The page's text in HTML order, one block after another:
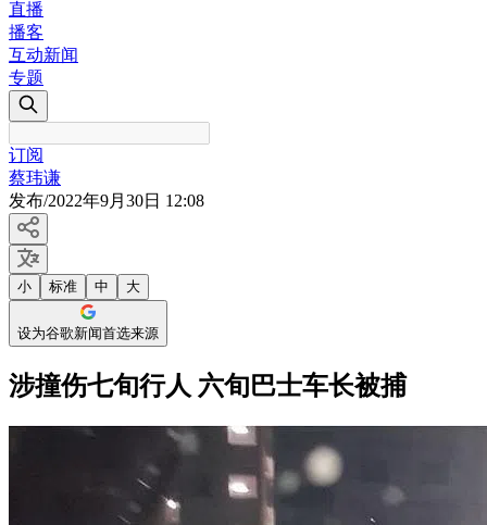
直播
播客
互动新闻
专题
订阅
蔡玮谦
发布/2022年9月30日 12:08
小 标准 中 大
设为谷歌新闻首选来源
涉撞伤七旬行人 六旬巴士车长被捕